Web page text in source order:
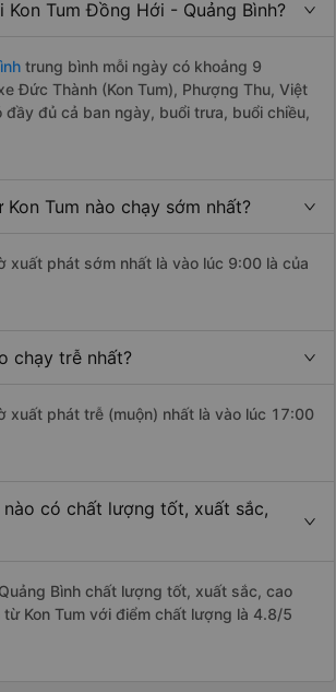
Tum Đồng Hới - Quảng Bình?
trung bình mỗi ngày có khoảng 9
Đức Thành (Kon Tum), Phượng Thu, Việt
đủ cả ban ngày, buổi trưa, buổi chiều,
Tum nào chạy sớm nhất?
xuất phát sớm nhất là vào lúc 9:00 là của
chạy trễ nhất?
xuất phát trễ (muộn) nhất là vào lúc 17:00
có chất lượng tốt, xuất sắc,
Bình chất lượng tốt, xuất sắc, cao
Kon Tum với điểm chất lượng là 4.8/5